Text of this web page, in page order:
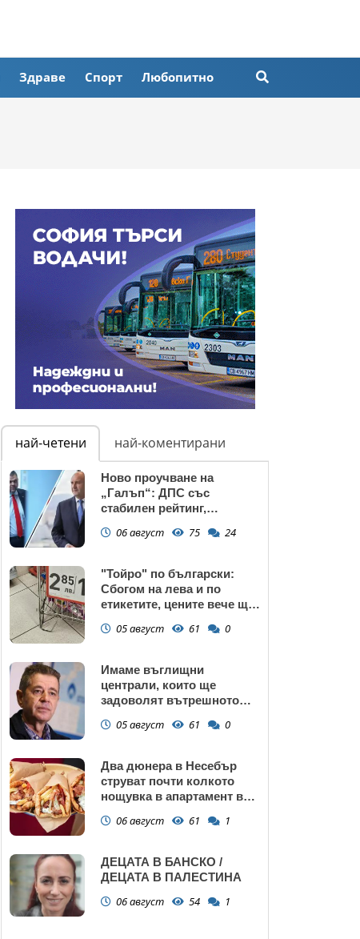
Здраве Спорт Любопитно
най-четени най-коментирани
Ново проучване на
„Галъп“: ДПС със
стабилен рейтинг,
запазва
06 август 75 24
"Тойро" по български:
Сбогом на лева и по
етикетите, цените вече ще
05 август 61 0
Имаме въглищни
централи, които ще
задоволят вътрешното
05 август 61 0
Два дюнера в Несебър
струват почти колкото
нощувка в апартамент в
06 август 61 1
ДЕЦАТА В БАНСКО /
ДЕЦАТА В ПАЛЕСТИНА
06 август 54 1